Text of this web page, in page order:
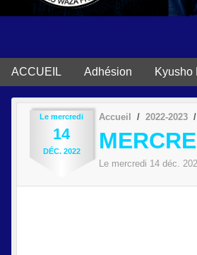
ACCUEIL Adhésion Kyusho
Le mercredi
14
DÉC. 2022
Accueil 2022-2023
Le mercredi 14 déc.